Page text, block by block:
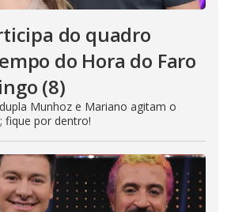
do quadro
do Hora do Faro
(8)
Munhoz e Mariano agitam o
fique por dentro!